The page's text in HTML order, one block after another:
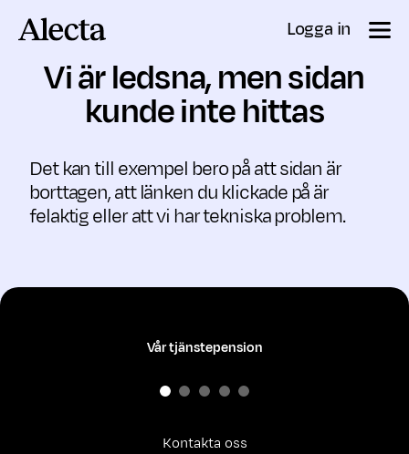
Logga in
Vi är ledsna, men sidan
kunde inte hittas
Det kan till exempel bero på att sidan är
borttagen, att länken du klickade på är
felaktig eller att vi har tekniska problem.
Kontakta oss
Vår tjänstepension